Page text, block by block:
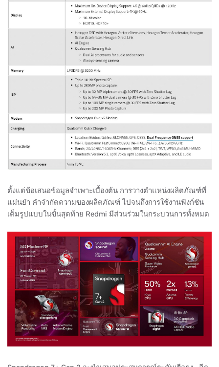
ตั้งแต่ข้อเสนอข้อมูลจำเพาะเบื้องต้น การวางตำแหน่งผลิตภัณฑ์ที่
แม่นยำ คำจำกัดความของผลิตภัณฑ์ ไปจนถึงการใช้งานฟังก์ชัน
เต็มรูปแบบในขั้นสุดท้าย Redmi มีส่วนร่วมในกระบวนการทั้งหมด